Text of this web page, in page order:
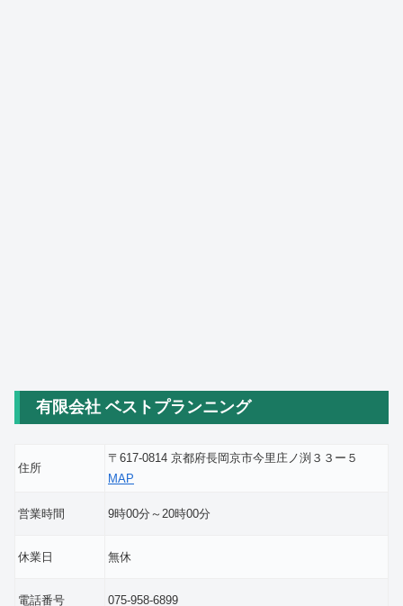
有限会社 ベストプランニング
住所
〒617-0814 京都府長岡京市今里庄ノ渕３３ー５
MAP
営業時間 9時00分～20時00分
休業日 無休
電話番号 075-958-6899